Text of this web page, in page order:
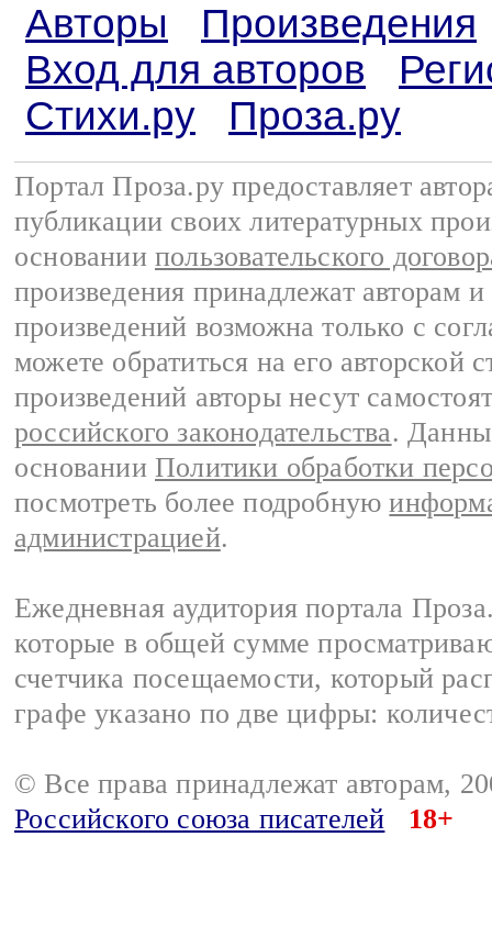
Авторы
Произведения
Вход для авторов
Стихи.ру
Проза.ру
Портал Проза.ру предоставляет
публикации своих литературных
основании пользовательского
произведения принадлежат авторам
произведений возможна только с
можете обратиться на его авторской
произведений авторы несут
российского законодательства.
основании Политики обработки
посмотреть более подробную
администрацией.
Ежедневная аудитория портала
которые в общей сумме
счетчика посещаемости, который
графе указано по две цифры:
© Все права принадлежат авторам,
Российского союза писателей
18+